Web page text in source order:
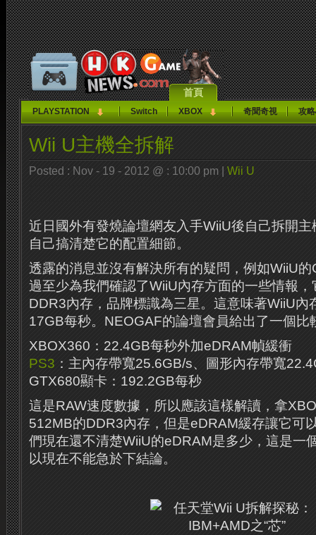
首頁
PLAYSTATION Switch XBOX 奇聞奇視 攻
Wii U主機全拆解
Posted : Nov - 19 - 2012 @ : 10:00 pm | Wii U
近日國外有發燒論壇網友入手WiiU後自己拆開
自己搞清楚它的配置細節。
透露的消息並沒有解決所有的疑問，例如WiiU
過至少為我們確認了WiiU內存方面的一些情報
DDR3內存，品牌標識為三星。這意味著WiiU內
17GB每秒。NEOGAF的論壇會員給出了一個比
XBOX360：22.4GB每秒外加eDRAM幀緩衝
PS3 ：主內存帶寬25.6GB/s、圖形內存帶寬
GTX680顯卡：192.2GB每秒
這是RAW速度數據，所以應該這樣解讀，拿
512MB的DDR3內存，但是eDRAM緩存讓它可
們現在還不清楚WiiU的eDRAM是多少，這是一
以現在不能急於下結論。